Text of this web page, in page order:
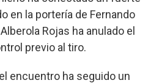
en la portería de Fernando
Rojas ha anulado el
previo al tiro.
encuentro ha seguido un